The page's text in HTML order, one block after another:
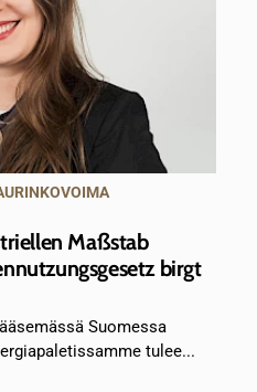
Maßstab
birgt
Suomessa
tulee...